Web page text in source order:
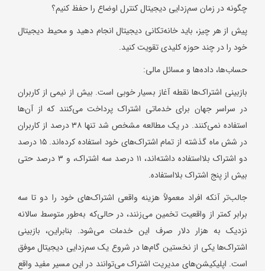
چگونه در زمان سم‌زدایی دیجیتال کنترل اوضاع را حفظ کنیم؟
پیش از هر چیز، باید خانه‌تکانی دیجیتال انجام دهید و محیط دیجیتال
خود را در چند حوزه کلیدی تقویت کنید.
حساب‌ها، داده‌ها و مسائل مالی:
بازبینی اشتراک‌ها نقطه آغاز بسیار خوبی است. بیش از نیمی از کاربران
در سراسر جهان برای خدماتی اشتراک پرداخت می‌کنند که از آن‌ها
استفاده نمی‌کنند. در یک مطالعه مشخص شد تنها ۳۸ درصد از کاربران
در شش ماه گذشته از تمام اشتراک‌های خود استفاده کرده‌اند. ۱۵ درصد
دو اشتراک بلااستفاده داشته‌اند، ۱۱ درصد سه اشتراک، و ۳ درصد حتی
بیش از پنج اشتراک بلااستفاده.
جالب‌تر آنکه افراد معمولاً هزینه واقعی اشتراک‌های خود را دو تا سه
برابر کمتر از واقعیت تخمین می‌زنند، در حالی‌که به‌طور متوسط سالانه
نزدیک به هزار دلار صرف این خدمات می‌شود. بنابراین، بازبینی
اشتراک‌ها یکی از نخستین گام‌ها در شروع یک سم‌زدایی دیجیتال موفق
است. اپلیکیشن‌های مدیریت اشتراک می‌توانند در این مسیر مفید واقع